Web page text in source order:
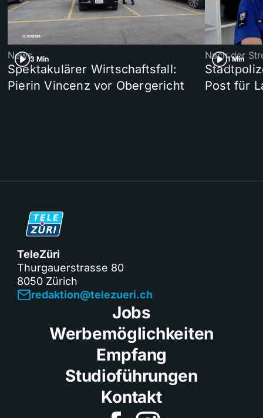
3 Min
News
Spektakulärer Wirtschaftsfall:
Pierin Vincenz vor Obergericht
1 Min
Nach der
Post für
TeleZüri
Thurgauerstrasse 80
8050 Zürich
redaktion@telezueri.ch
Jobs
Werbemöglichkeiten
Empfang
Studioführungen
Kontakt